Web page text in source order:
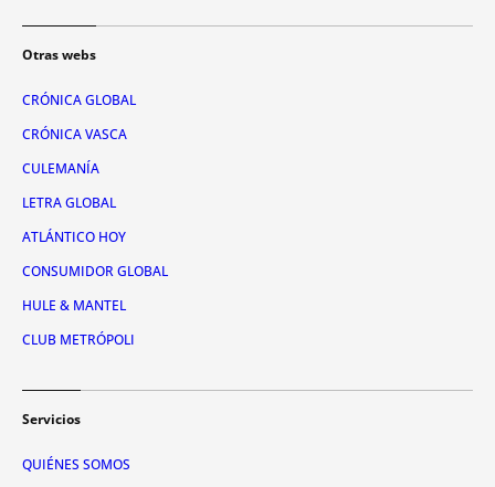
Otras webs
CRÓNICA GLOBAL
CRÓNICA VASCA
CULEMANÍA
LETRA GLOBAL
ATLÁNTICO HOY
CONSUMIDOR GLOBAL
HULE & MANTEL
CLUB METRÓPOLI
Servicios
QUIÉNES SOMOS